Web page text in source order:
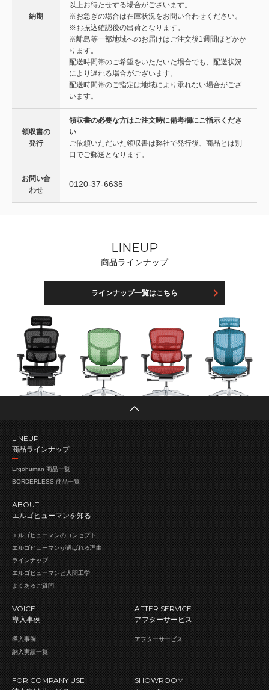
納期
以上お待たせする場合がございます。
※お急ぎの場合は在庫状況をお問い合わせください。
※お振込確認後の出荷となります。
※離島等一部地域へのお届けはご注文後1週間ほどかか
ります。
配送時間帯のご希望をいただいた場合でも、配送状況
により遅れる場合がございます。
配送時間帯のご指定は地域により承れない場合がござ
います。
領収書の
発行
領収書の必要な方はご注文時に備考欄にご指示くださ
い
ご依頼いただいた領収書は弊社で発行後、商品とは別
口でご郵送となります。
お問い合
わせ
0120-37-6635
LINEUP
商品ラインナップ
ラインナップ一覧はこちら
LINEUP
商品ラインナップ
Ergohuman 商品一覧
BORDERLESS 商品一覧
ABOUT
エルゴヒューマンを知る
エルゴヒューマンのコンセプト
エルゴヒューマンが選ばれる理由
ラインナップ
エルゴヒューマンと人間工学
よくあるご質問
VOICE
導入事例
導入事例
納入実績一覧
AFTER SERVICE
アフターサービス
アフターサービス
FOR COMPANY USE SHOWROOM